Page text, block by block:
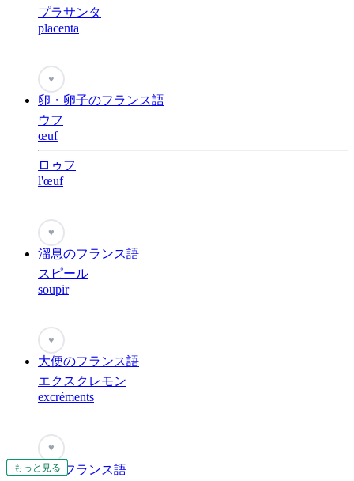
もっと見る
もっと見る
もっと見る
もっと見る
もっと見る
もっと見る
もっと見る
もっと見る
もっと見る
もっと見る
もっと見る
もっと見る
もっと見る
もっと見る
プラサンタ
placenta
♥
卵・卵子のフランス語
ウフ
œuf
ロゥフ
l'œuf
♥
溜息のフランス語
スピール
soupir
もっと見る
♥
大便のフランス語
エクスクレモン
excréments
♥
血のフランス語
もっと見る
もっと見る
もっと見る
もっと見る
もっと見る
もっと見る
もっと見る
もっと見る
もっと見る
もっと見る
もっと見る